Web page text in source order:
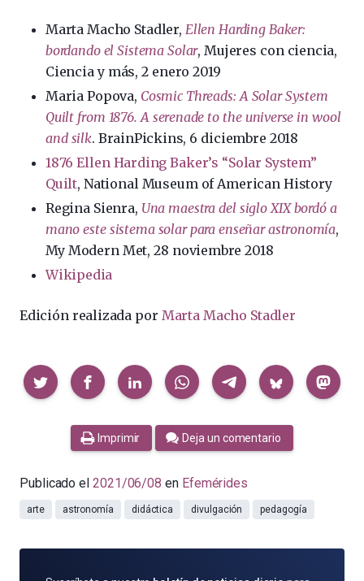
Marta Macho Stadler, Ellen Harding Baker:
bordando el Sistema Solar, Mujeres con ciencia,
Ciencia y más, 2 enero 2019
Maria Popova, Cosmic Threads: A Solar System
Quilt from 1876. A serenade to the universe in wool
and silk. BrainPickins, 6 diciembre 2018
1876 Ellen Harding Baker’s “Solar System”
Quilt, National Museum of American History
Regina Sienra, Una maestra del siglo XIX bordó a
mano este sistema solar para enseñar astronomía,
My Modern Met, 28 noviembre 2018
Wikipedia
Edición realizada por Marta Macho Stadler
Compartir
Imprimir Deja un comentario
Publicado el 2021/06/08 en Efemérides
arte astronomía didáctica divulgación pedagogía